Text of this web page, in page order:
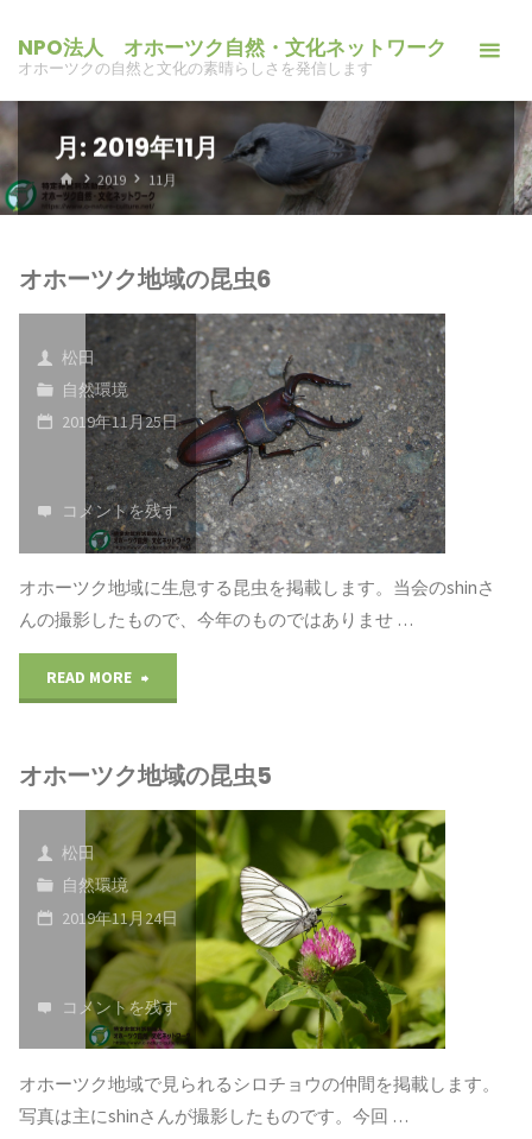
ン
ツ
へ
ス
NPO法人 オホーツク自然・文化ネットワーク
オホーツクの自然と文化の素晴らしさを発信します
月: 2019年11月
ホ
ー
ム
2019 11月
オホーツク地域の昆虫6
松田
自然環境
2019年11月25日
コメントを残す
オホーツク地域に生息する昆虫を掲載します。当会のshinさ
んの撮影したもので、今年のものではありませ …
READ MORE
ー
ツ
ク
地
域
の
昆
虫
オホーツク地域の昆虫5
松田
自然環境
2019年11月24日
コメントを残す
オホーツク地域で見られるシロチョウの仲間を掲載します。
写真は主にshinさんが撮影したものです。今回 …